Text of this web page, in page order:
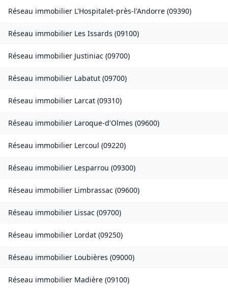
Réseau immobilier L'Hospitalet-près-l'Andorre (09390)
Réseau immobilier Les Issards (09100)
Réseau immobilier Justiniac (09700)
Réseau immobilier Labatut (09700)
Réseau immobilier Larcat (09310)
Réseau immobilier Laroque-d'Olmes (09600)
Réseau immobilier Lercoul (09220)
Réseau immobilier Lesparrou (09300)
Réseau immobilier Limbrassac (09600)
Réseau immobilier Lissac (09700)
Réseau immobilier Lordat (09250)
Réseau immobilier Loubières (09000)
Réseau immobilier Madière (09100)